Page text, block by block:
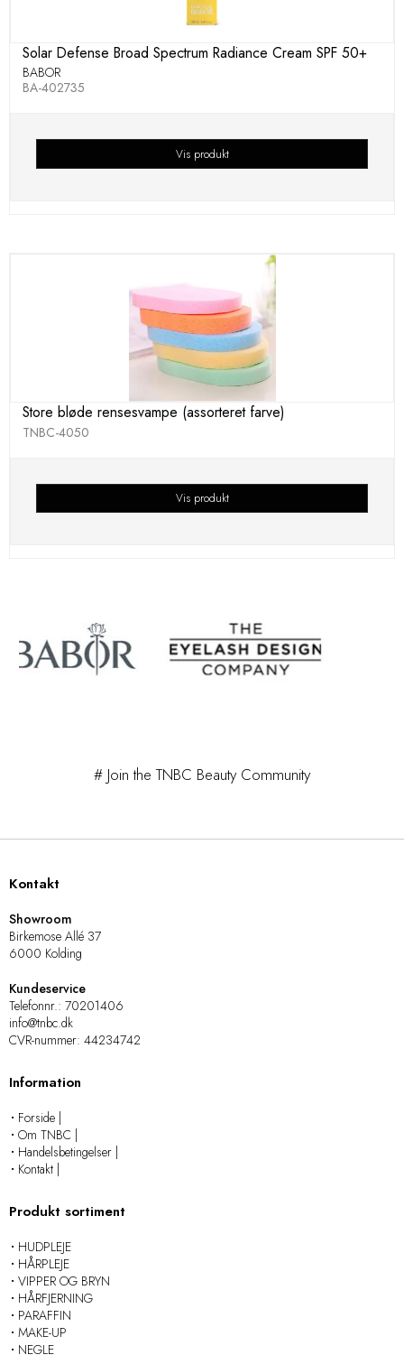
Solar Defense Broad Spectrum Radiance Cream SPF 50+
BABOR
BA-402735
Vis produkt
Store bløde rensesvampe (assorteret farve)
TNBC-4050
Vis produkt
# Join the TNBC Beauty Community
Kontakt
Showroom
Birkemose Allé 37
6000 Kolding
Kundeservice
Telefonnr.: 70201406
info@tnbc.dk
CVR-nummer: 44234742
Information
Forside |
Om TNBC |
Handelsbetingelser |
Kontakt |
Produkt sortiment
HUDPLEJE
HÅRPLEJE
VIPPER OG BRYN
HÅRFJERNING
PARAFFIN
MAKE-UP
NEGLE